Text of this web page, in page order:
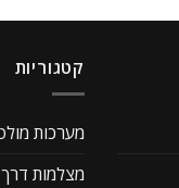
קטגוריות
מערכות
מצלמות דרך